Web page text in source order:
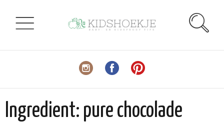
Ingredient: pure chocolade